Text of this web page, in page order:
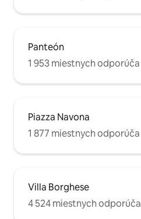
Panteón
1 953 miestnych odporúča
Piazza Navona
1 877 miestnych odporúča
Villa Borghese
4 524 miestnych odporúča